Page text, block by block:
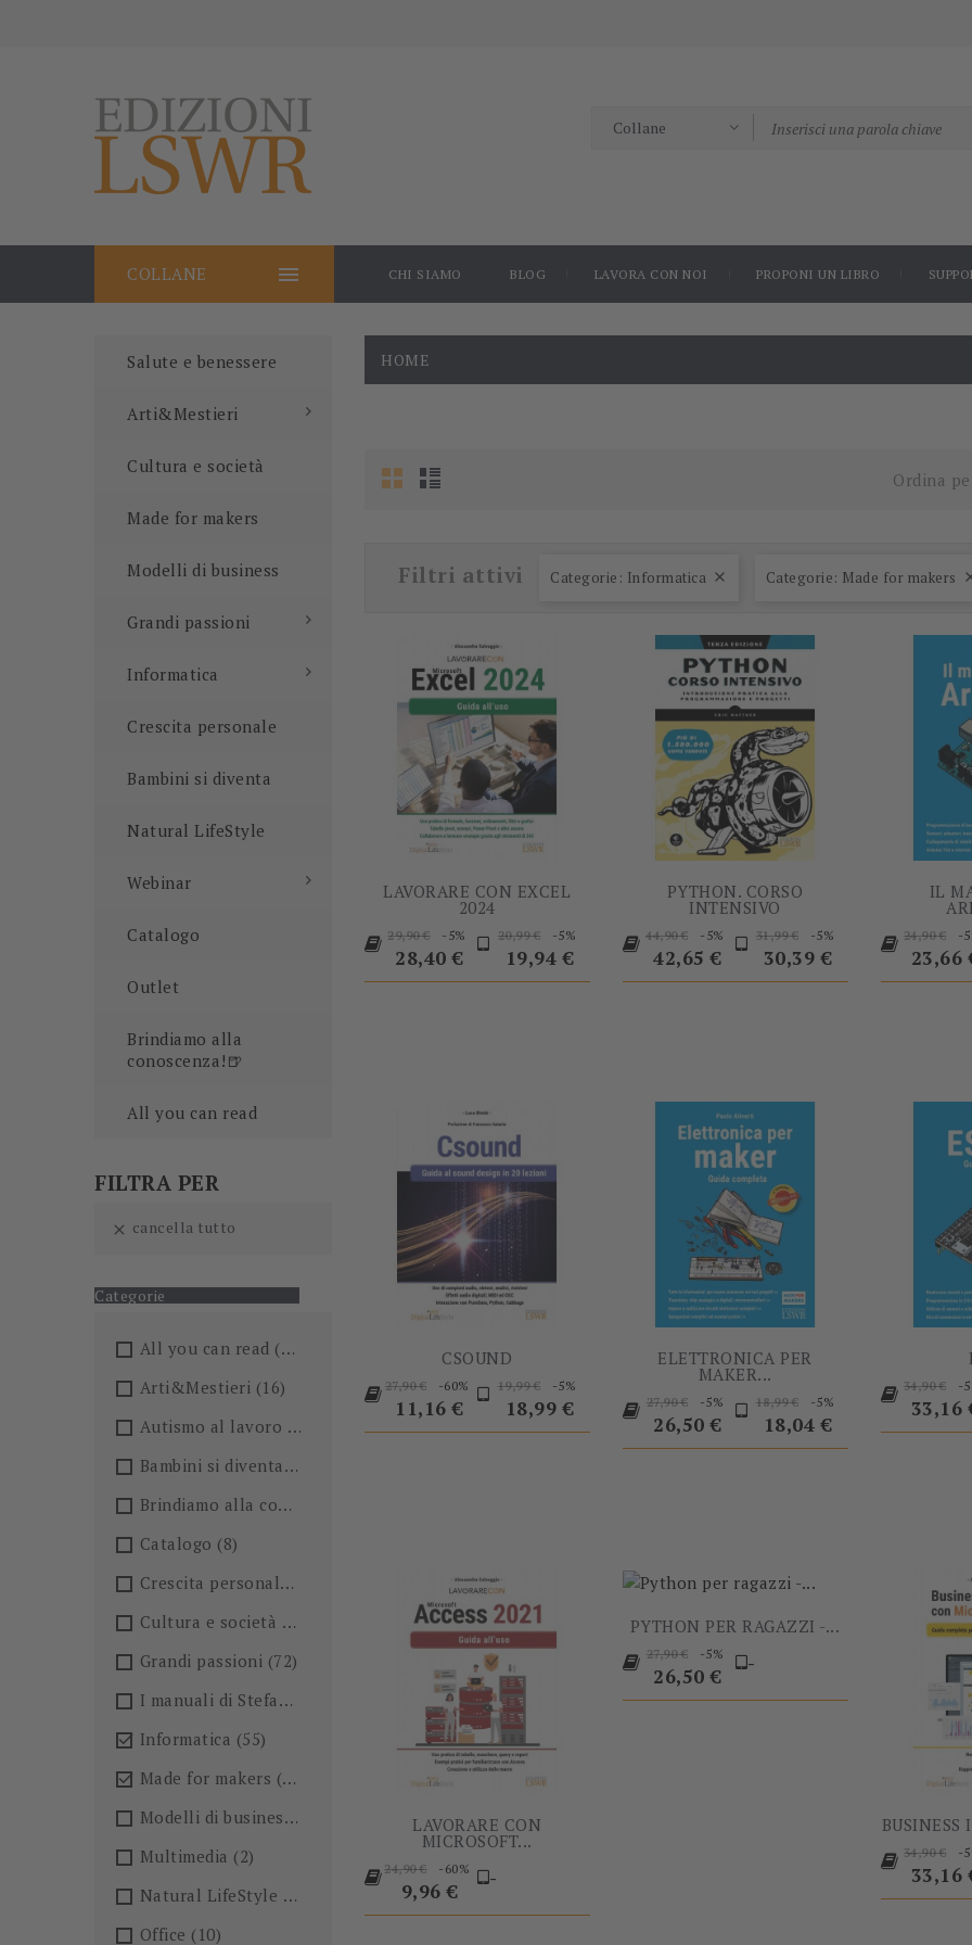

COLLANE CHI SIAMO BLOG LAVORA CON NOI PROPONI UN LIBRO
Salute e benessere
Arti&Mestieri
Cultura e società
Made for makers
Modelli di business
Grandi passioni
Informatica
Crescita personale
Bambini si diventa
Natural LifeStyle
Webinar
Catalogo
Outlet
Brindiamo alla
conoscenza!🍺
All you can read
FILTRA PER
 cancella tutto
Categorie
All you can read (205)
Arti&Mestieri (16)
Autismo al lavoro
(5)
Bambini si diventa
(4)
Brindiamo alla conoscenza!🍺
Catalogo (8)
Crescita personale
Cultura e società
(36)
Grandi passioni (72)
I manuali di Stefano Anselmo
 Informatica (55)
 Made for makers (13)
Modelli di business(57)
Multimedia (2)
Natural LifeStyle
(4)
Office (10)
HOME
Ordina
Filtri attivi Categorie: Informatica  Categorie: Made for makers
LAVORARE CON EXCEL
2024
Prezzo
base
29,90 € -5%
Prezzo
28,40 €
Prezzo
base
20,99 € -5%
Prezzo
19,94 €
PYTHON. CORSO
INTENSIVO
Prezzo
base
44,90 € -5%
Prezzo
42,65 €
Prezzo
base
31,99 € -5%
Prezzo
30,39 €
IL
Prezzo
base
24,90 € -
23,66
CSOUND
Prezzo
base
27,90 € -60%
Prezzo
11,16 €
Prezzo
base
19,99 € -5%
18,99 €
ELETTRONICA PER
MAKER...
Prezzo
base
27,90 € -5%
Prezzo
26,50 €
Prezzo
base
18,99 € -5%
Prezzo
18,04 €
Prezzo
base
34,90 € -
33,16
LAVORARE CON
MICROSOFT...
Prezzo
base
24,90 € -60%
Prezzo
9,96 € -
PYTHON PER RAGAZZI -...
Prezzo
base
27,90 € -5%
Prezzo
26,50 €
-
BUSINESS
Prezzo
base
34,90 € -
33,16